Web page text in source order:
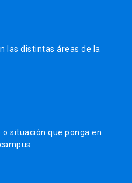
las distintas áreas de la
situación que ponga en